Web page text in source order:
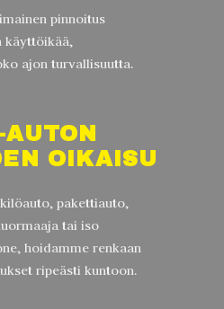
pinnoitus
käyttöikää,
ajon turvallisuutta.
OIKAISU
pakettiauto,
tai iso
hoidamme renkaan
ripeästi kuntoon.